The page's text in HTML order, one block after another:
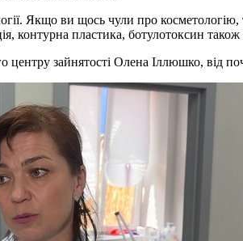
Якщо ви щось чули про косметологію,
контурна пластика, ботулотоксин також
центру зайнятості Олена Іллюшко, від